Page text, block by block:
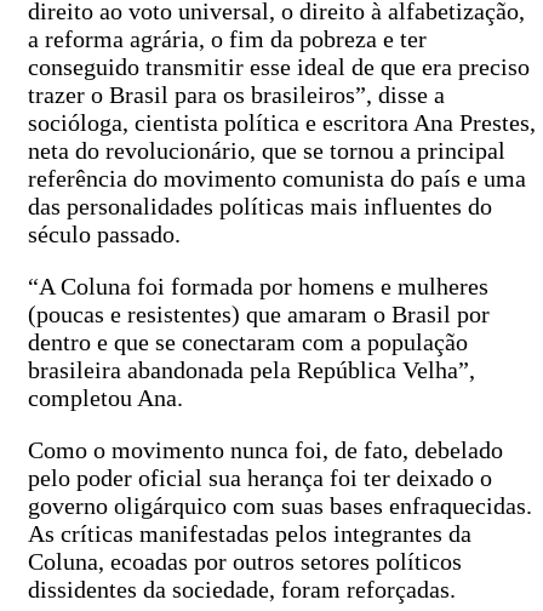
direito ao voto universal, o direito à alfabetização,
a reforma agrária, o fim da pobreza e ter
conseguido transmitir esse ideal de que era preciso
trazer o Brasil para os brasileiros”, disse a
socióloga, cientista política e escritora Ana Prestes,
neta do revolucionário, que se tornou a principal
referência do movimento comunista do país e uma
das personalidades políticas mais influentes do
século passado.
“A Coluna foi formada por homens e mulheres
(poucas e resistentes) que amaram o Brasil por
dentro e que se conectaram com a população
brasileira abandonada pela República Velha”,
completou Ana.
Como o movimento nunca foi, de fato, debelado
pelo poder oficial sua herança foi ter deixado o
governo oligárquico com suas bases enfraquecidas.
As críticas manifestadas pelos integrantes da
Coluna, ecoadas por outros setores políticos
dissidentes da sociedade, foram reforçadas.